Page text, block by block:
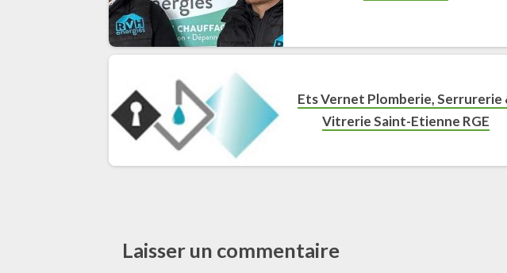
Ets Vernet Plomberie, Serrurerie
Vitrerie Saint-Etienne RGE
Laisser un commentaire